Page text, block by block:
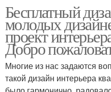
Бесплатный
молодых
проект
Добро
Многие из нас задаются
такой дизайн интерьера